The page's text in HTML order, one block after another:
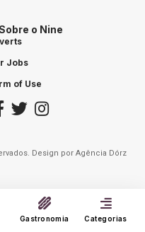
o Nine
Jobs
of Use
Design por Agência Dórz
Gastronomia Categorias